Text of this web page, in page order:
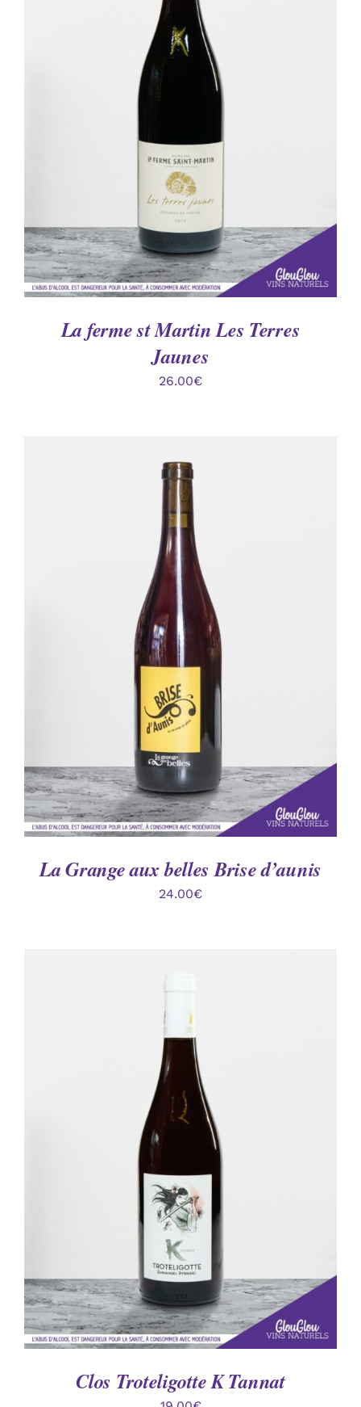
AJOUTER AU PANIER
La ferme st Martin Les Terres
Jaunes
26.00€
AJOUTER AU PANIER
La Grange aux belles Brise d’aunis
24.00€
AJOUTER AU PANIER
Clos Troteligotte K Tannat